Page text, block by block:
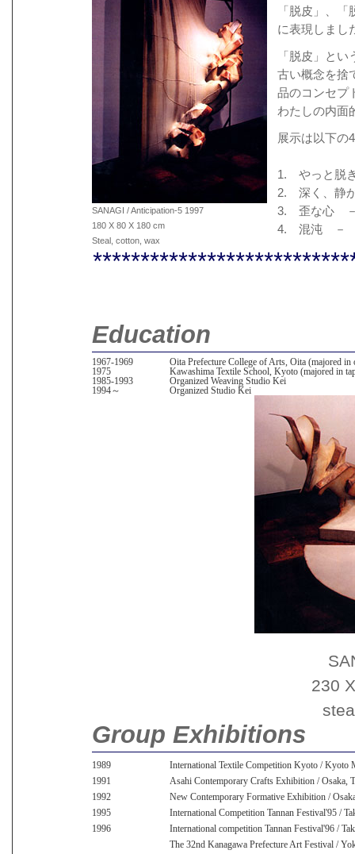
SANAGI / Anticipation-5 1997
180 X 80 X 180 cm
Steal, cotton, wax
「脱皮」、
に表現しまし
「脱皮」と
古い概念を捨
品のコンセプ
わたしの内面
展示は以下の
1. やっと脱
2. 深く、静
3. 歪な心
4. 混沌 －
Education
1967-1969
Oita Prefecture College of Arts, Oita (majored in
1975
Kawashima Textile School, Kyoto (majored in
1985-1993
Organized Weaving Studio Kei
1994～
Organized Studio Kei
230
Group Exhibitions
1989
International Textile Competition Kyoto / Kyoto
1991
Asahi Contemporary Crafts Exhibition / Osaka,
1992
New Contemporary Formative Exhibition /
1995
International Competition Tannan Festival'95 /
1996
International competition Tannan Festival'96 /
The 32nd Kanagawa Prefecture Art Festival /